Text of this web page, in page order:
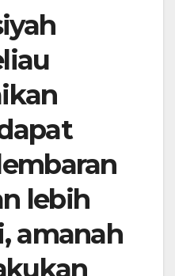
lebih
amanah